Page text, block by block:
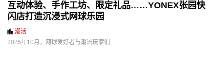
互动体验、手作工坊、限定礼品……YONEX张园快
闪店打造沉浸式网球乐园
潮活
2025年10月，网球爱好者与潮流玩家们…